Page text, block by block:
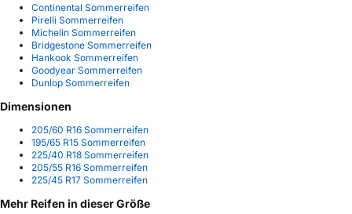
Continental Sommerreifen
Pirelli Sommerreifen
Michelin Sommerreifen
Bridgestone Sommerreifen
Hankook Sommerreifen
Goodyear Sommerreifen
Dunlop Sommerreifen
Dimensionen
205/60 R16 Sommerreifen
195/65 R15 Sommerreifen
225/40 R18 Sommerreifen
205/55 R16 Sommerreifen
225/45 R17 Sommerreifen
Mehr Reifen in dieser Größe